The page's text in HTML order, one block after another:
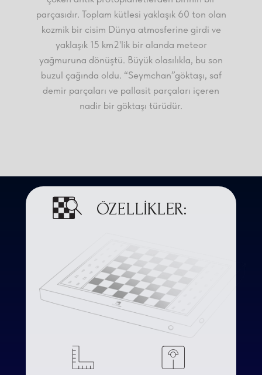
parçasıdır. Toplam kütlesi yaklaşık 60 ton olan
kozmik bir cisim Dünya atmosferine girdi ve
yaklaşık 15 km2'lik bir alanda meteor
yağmuruna dönüştü. Büyük olasılıkla, bu son
buzul çağında oldu. “Seymchan”göktaşı, saf
demir parçaları ve pallasit parçaları içeren
nadir bir göktaşı türüdür.
ÖZELLİKLER: